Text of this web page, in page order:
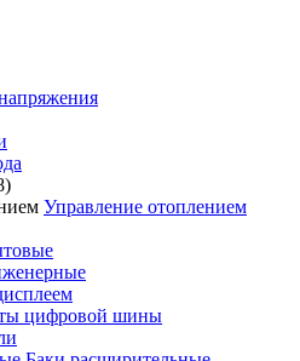
Управление отоплением
цифровой шины